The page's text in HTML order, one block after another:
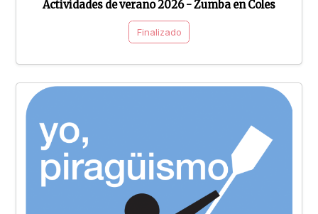
Actividades de verano 2026 - Zumba en Coles
Finalizado